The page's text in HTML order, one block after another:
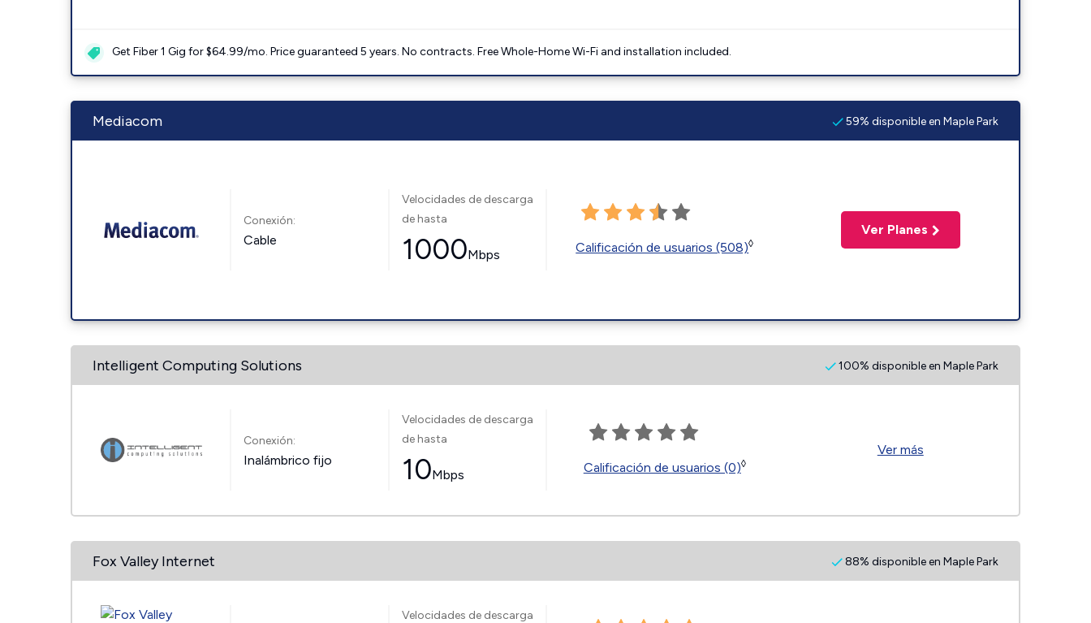
Get Fiber 1 Gig for $64.99/mo. Price guaranteed 5 years. No contracts. Free Whole-Home Wi-Fi and installation included.
Mediacom 59% disponible en Maple Park
Conexión:
Cable
Velocidades de descarga
de hasta
1000Mbps Calificación de usuarios (508)◊
Ver Planes
Intelligent Computing Solutions 100% disponible en Maple Park
Conexión:
Inalámbrico fijo
Velocidades de descarga
de hasta
10Mbps Calificación de usuarios (0)◊
Ver más
Fox Valley Internet 88% disponible en Maple Park
Velocidades de descarga